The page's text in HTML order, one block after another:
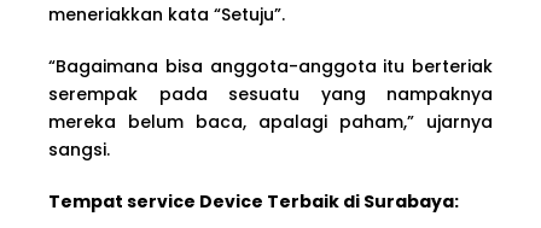
meneriakkan kata “Setuju”.
“Bagaimana bisa anggota-anggota itu berteriak
serempak pada sesuatu yang nampaknya
mereka belum baca, apalagi paham,” ujarnya
sangsi.
Tempat service Device Terbaik di Surabaya: